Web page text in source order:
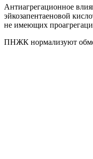
Антиагрегационное
эйкозапентаеновой
не имеющих
ПНЖК нормализуют